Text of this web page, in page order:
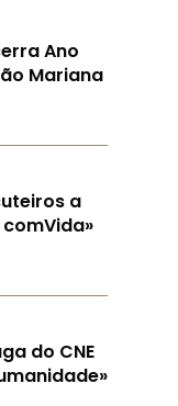
Ano
Mariana
a
do CNE